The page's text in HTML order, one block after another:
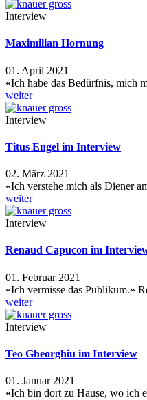
Interview
Maximilian Hornung
01. April 2021
«Ich habe das Bedürfnis, mich
weiter
Interview
Titus Engel im Interview
02. März 2021
«Ich verstehe mich als Diener
weiter
Interview
Renaud Capucon im
01. Februar 2021
«Ich vermisse das Publikum.»
weiter
Interview
Teo Gheorghiu im Interview
01. Januar 2021
«Ich bin dort zu Hause, wo ich